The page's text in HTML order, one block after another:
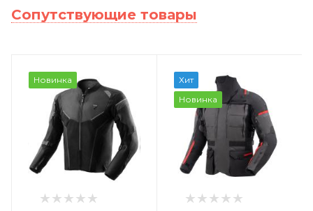
Сопутствующие товары
Новинка
Хит
Новинка